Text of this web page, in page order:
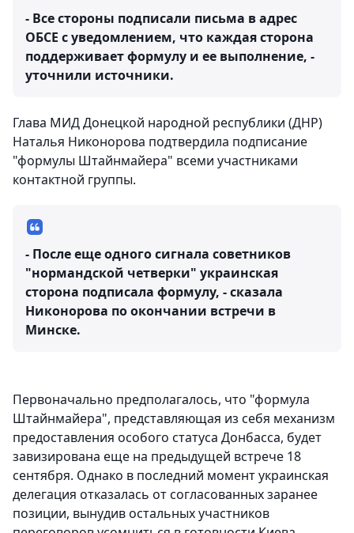
- Все стороны подписали письма в адрес
ОБСЕ с уведомлением, что каждая сторона
поддерживает формулу и ее выполнение, -
уточнили источники.
Глава МИД Донецкой народной республики (ДНР)
Наталья Никонорова подтвердила подписание
"формулы Штайнмайера" всеми участниками
контактной группы.
- После еще одного сигнала советников
"нормандской четверки" украинская
сторона подписала формулу, - сказала
Никонорова по окончании встречи в
Минске.
Первоначально предполагалось, что "формула
Штайнмайера", представляющая из себя механизм
предоставления особого статуса Донбасса, будет
завизирована еще на предыдущей встрече 18
сентября. Однако в последний момент украинская
делегация отказалась от согласованных заранее
позиции, вынудив остальных участников